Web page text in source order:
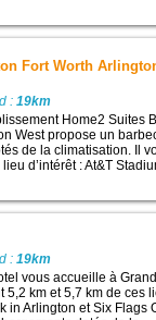
Fort Worth
:19km
Home2 Suites
West propose un
de la climatisation. Il
d’intérêt : At&T
:19km
vous accueille à Grand
5,2 km et 5,7 km de ces
in Arlington et Six Flags